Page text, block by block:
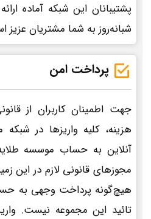
پشتیبانان این شبکه آماده
شبانه‌روز به شما مشتریان عزیز
پرداخت امن
جهت اطمینان کاربران از
هزینه، کلیه واریزها در
آنلاین به حساب موسسه
مجوزهای قانونی لازم در این
هیچ‌گونه پرداخت وجهی به
تائید این مجموعه نیست.